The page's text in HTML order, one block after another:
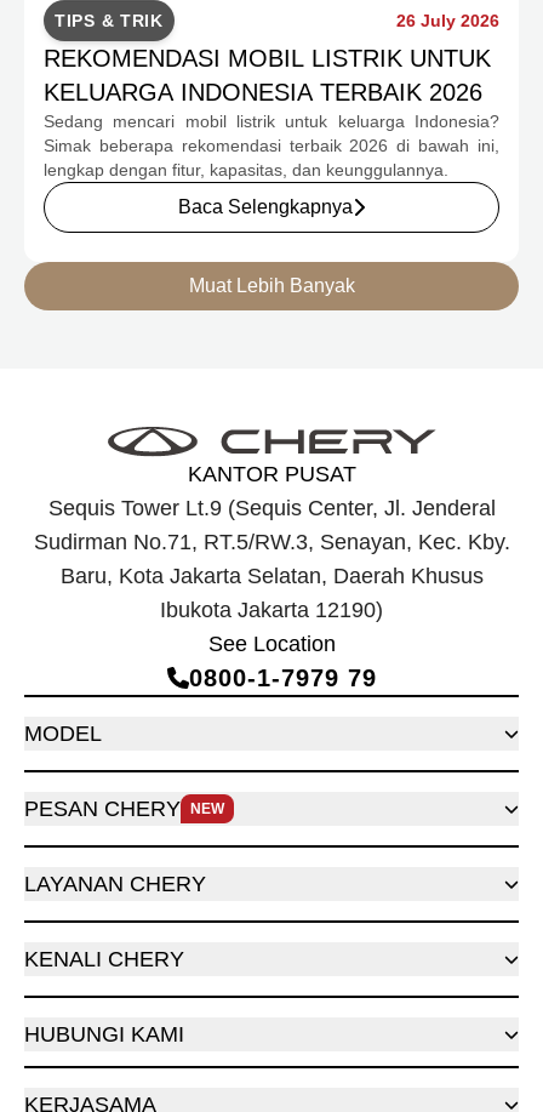
TIPS & TRIK 26 July 2026
REKOMENDASI MOBIL LISTRIK UNTUK
KELUARGA INDONESIA TERBAIK 2026
Sedang mencari mobil listrik untuk keluarga Indonesia?
Simak beberapa rekomendasi terbaik 2026 di bawah ini,
lengkap dengan fitur, kapasitas, dan keunggulannya.
Baca Selengkapnya
Muat Lebih Banyak
KANTOR PUSAT
Sequis Tower Lt.9 (Sequis Center, Jl. Jenderal
Sudirman No.71, RT.5/RW.3, Senayan, Kec. Kby.
Baru, Kota Jakarta Selatan, Daerah Khusus
Ibukota Jakarta 12190)
See Location
0800‑1‑7979 79
MODEL
PESAN CHERY NEW
LAYANAN CHERY
KENALI CHERY
HUBUNGI KAMI
KERJASAMA